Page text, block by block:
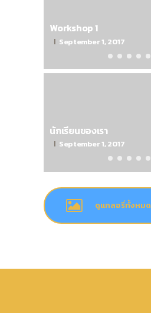
Workshop 1
September 1, 2017
นักเรียนของเรา
September 1, 2017
ดูแกลอรี่ทั้งหมด